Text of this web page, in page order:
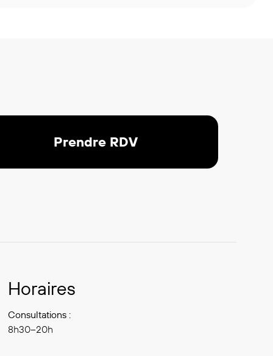
Prendre RDV
Horaires
Consultations :
8h30–20h